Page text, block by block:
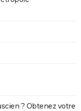
? Obtenez votre